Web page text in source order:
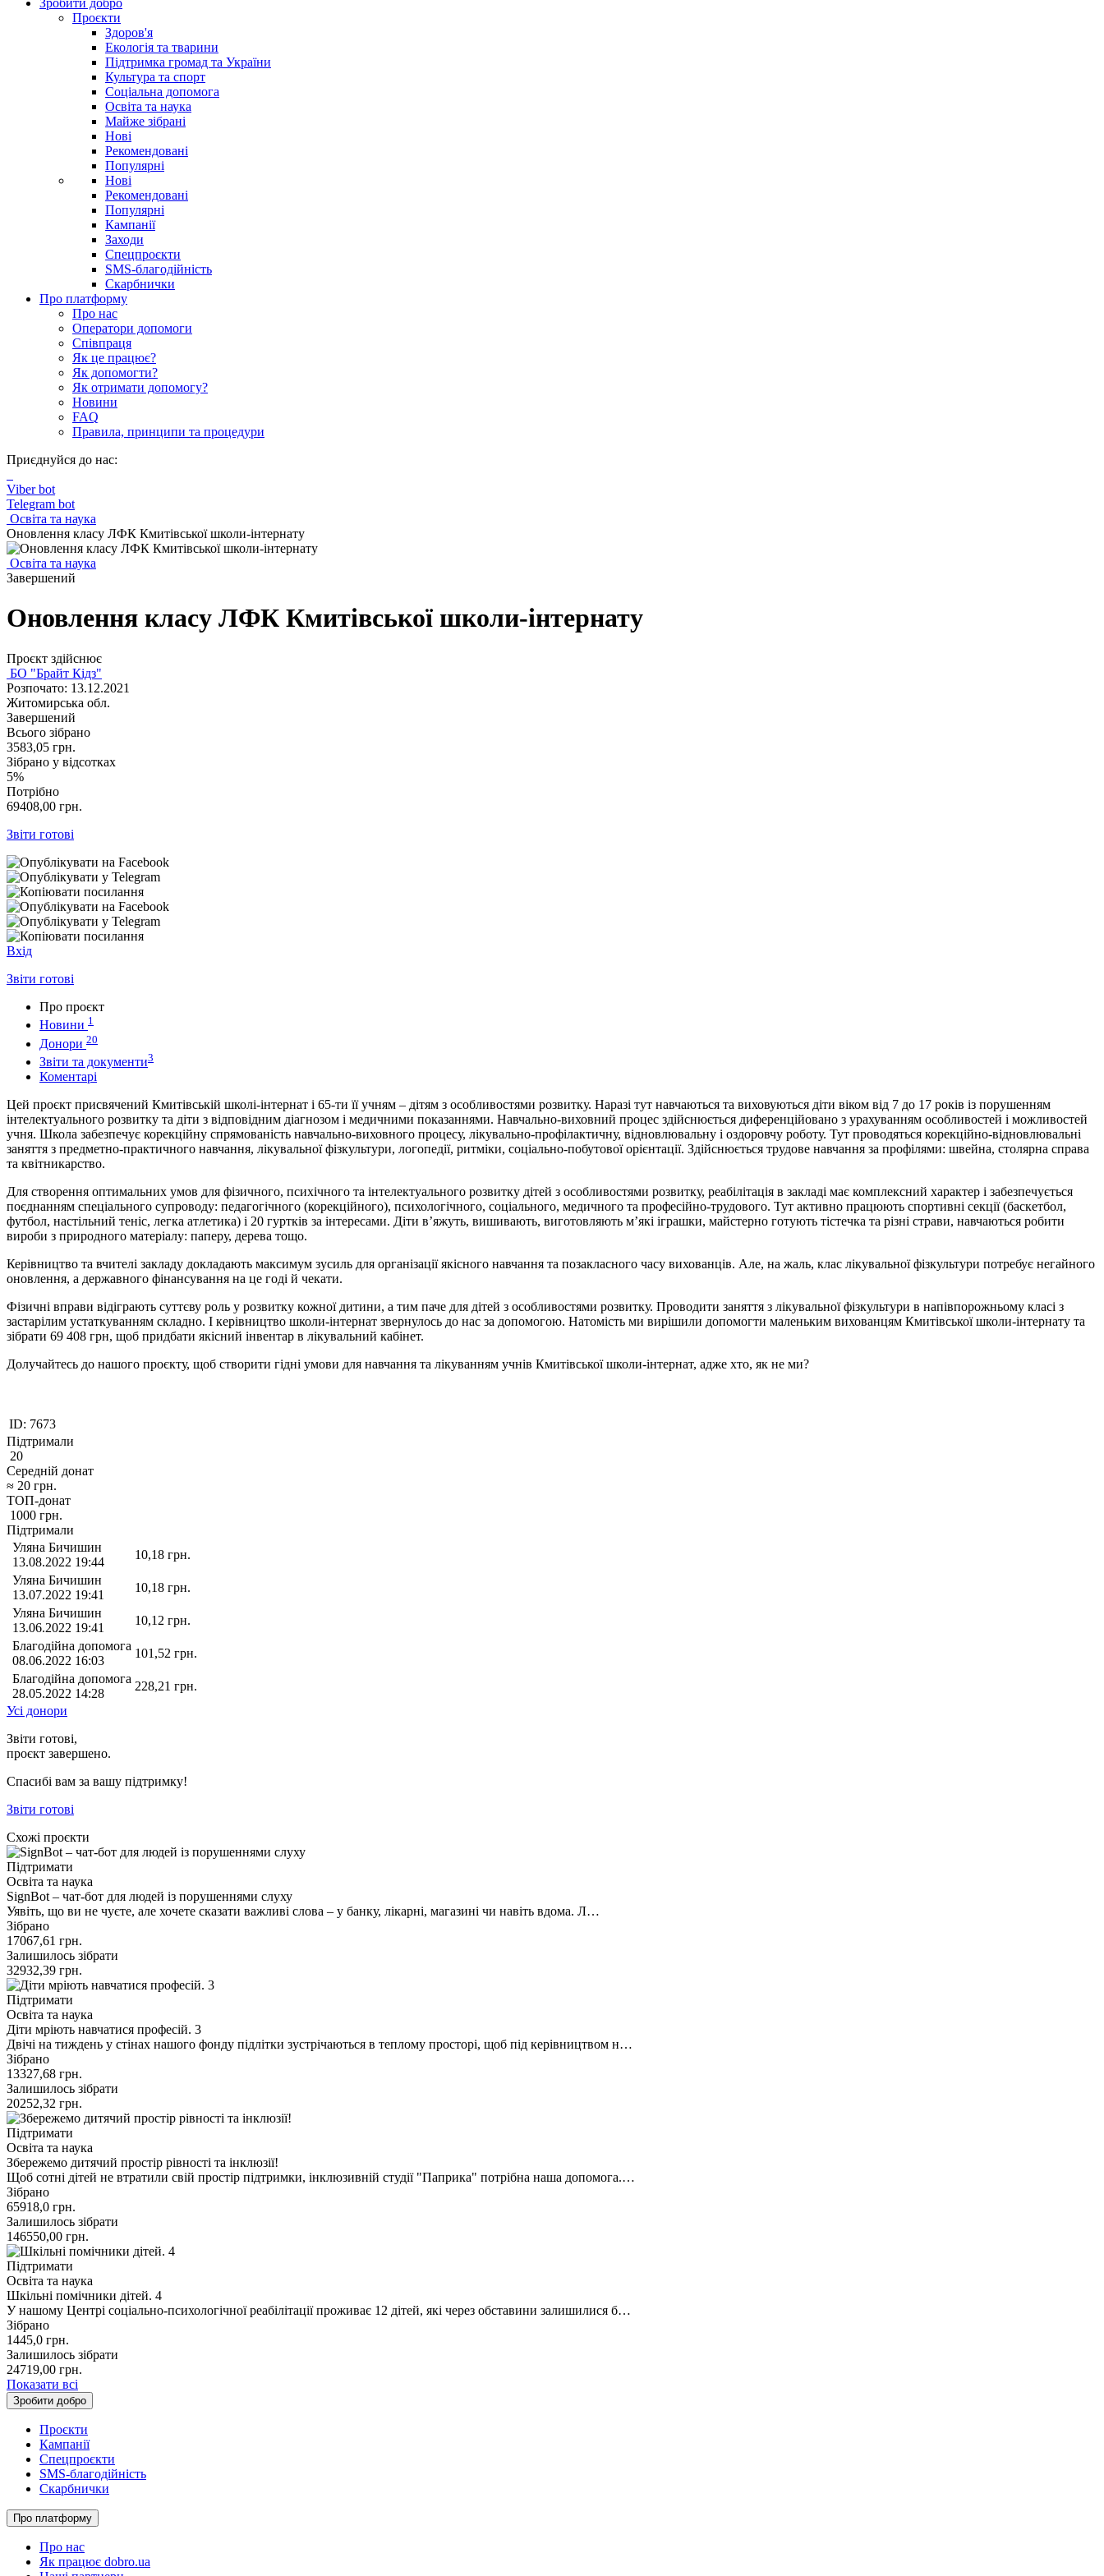
Зробити добро
Проєкти
Здоров'я
Екологія та тварини
Підтримка громад та України
Культура та спорт
Соціальна допомога
Освіта та наука
Майже зібрані
Нові
Рекомендовані
Популярні
Нові
Рекомендовані
Популярні
Кампанії
Заходи
Спецпроєкти
SMS-благодійність
Скарбнички
Про платформу
Про нас
Оператори допомоги
Співпраця
Як це працює?
Як допомогти?
Як отримати допомогу?
Новини
FAQ
Правила, принципи та процедури
Приєднуйся до нас:
Viber bot
Telegram bot
Освіта та наука
Оновлення класу ЛФК Кмитівської школи-інтернату
Освіта та наука
Завершений
Оновлення класу ЛФК Кмитівської школи-інтернату
Проєкт здійснює
БО "Брайт Кідз"
Розпочато: 13.12.2021
Житомирська обл.
Завершений
Всього зібрано
3583,05 грн.
Зібрано у відсотках
5%
Потрібно
69408,00 грн.
Звіти готові
Вхід
Звіти готові
Про проєкт
Новини 1
Донори 20
Звіти та документи3
Коментарі
Цей проєкт присвячений Кмитівській школі-інтернат і 65-ти її учням – дітям з особливостями розвитку. Наразі тут навчаються та виховуються діти віком від 7 до 17 років із порушенням
інтелектуального розвитку та діти з відповідним діагнозом і медичними показаннями. Навчально-виховний процес здійснюється диференційовано з урахуванням особливостей і можливостей
учня. Школа забезпечує корекційну спрямованість навчально-виховного процесу, лікувально-профілактичну, відновлювальну і оздоровчу роботу. Тут проводяться корекційно-відновлювальні
заняття з предметно-практичного навчання, лікувальної фізкультури, логопедії, ритміки, соціально-побутової орієнтації. Здійснюється трудове навчання за профілями: швейна, столярна справа
та квітникарство.
Для створення оптимальних умов для фізичного, психічного та інтелектуального розвитку дітей з особливостями розвитку, реабілітація в закладі має комплексний характер і забезпечується
поєднанням спеціального супроводу: педагогічного (корекційного), психологічного, соціального, медичного та професійно-трудового. Тут активно працюють спортивні секції (баскетбол,
футбол, настільний теніс, легка атлетика) і 20 гуртків за інтересами. Діти в’яжуть, вишивають, виготовляють м’які іграшки, майстерно готують тістечка та різні страви, навчаються робити
вироби з природного матеріалу: паперу, дерева тощо.
Керівництво та вчителі закладу докладають максимум зусиль для організації якісного навчання та позакласного часу вихованців. Але, на жаль, клас лікувальної фізкультури потребує негайного
оновлення, а державного фінансування на це годі й чекати.
Фізичні вправи відіграють суттєву роль у розвитку кожної дитини, а тим паче для дітей з особливостями розвитку. Проводити заняття з лікувальної фізкультури в напівпорожньому класі з
застарілим устаткуванням складно. І керівництво школи-інтернат звернулось до нас за допомогою. Натомість ми вирішили допомогти маленьким вихованцям Кмитівської школи-інтернату та
зібрати 69 408 грн, щоб придбати якісний інвентар в лікувальний кабінет.
Долучайтесь до нашого проєкту, щоб створити гідні умови для навчання та лікуванням учнів Кмитівської школи-інтернат, адже хто, як не ми?
ID: 7673
Підтримали
20
Середній донат
≈ 20 грн.
ТОП-донат
1000 грн.
Підтримали
Уляна Бичишин
13.08.2022 19:44
10,18 грн.
Уляна Бичишин
13.07.2022 19:41
10,18 грн.
Уляна Бичишин
13.06.2022 19:41
10,12 грн.
Благодійна допомога
08.06.2022 16:03
101,52 грн.
Благодійна допомога
28.05.2022 14:28
228,21 грн.
Усі донори
Звіти готові,
проєкт завершено.
Спасибі вам за вашу підтримку!
Звіти готові
Схожі проєкти
Підтримати
Освіта та наука
SignBot – чат-бот для людей із порушеннями слуху
Уявіть, що ви не чуєте, але хочете сказати важливі слова – у банку, лікарні, магазині чи навіть вдома. Л…
Зібрано
17067,61 грн.
Залишилось зібрати
32932,39 грн.
Підтримати
Освіта та наука
Діти мріють навчатися професій. 3
Двічі на тиждень у стінах нашого фонду підлітки зустрічаються в теплому просторі, щоб під керівництвом н…
Зібрано
13327,68 грн.
Залишилось зібрати
20252,32 грн.
Підтримати
Освіта та наука
Збережемо дитячий простір рівності та інклюзії!
Щоб сотні дітей не втратили свій простір підтримки, інклюзивній студії "Паприка" потрібна наша допомога.…
Зібрано
65918,0 грн.
Залишилось зібрати
146550,00 грн.
Підтримати
Освіта та наука
Шкільні помічники дітей. 4
У нашому Центрі соціально-психологічної реабілітації проживає 12 дітей, які через обставини залишилися б…
Зібрано
1445,0 грн.
Залишилось зібрати
24719,00 грн.
Показати всі
Зробити добро
Проєкти
Кампанії
Спецпроєкти
SMS-благодійність
Скарбнички
Про платформу
Про нас
Як працює dobro.ua